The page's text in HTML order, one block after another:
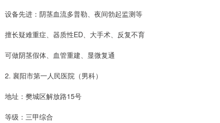
设备先进：阴茎血流多普勒、夜间勃起监测等
擅长疑难重症、器质性ED、大手术、反复不育
可做阴茎假体、血管重建、显微复通
2. 襄阳市第一人民医院（男科）
地址：樊城区解放路15号
等级：三甲综合